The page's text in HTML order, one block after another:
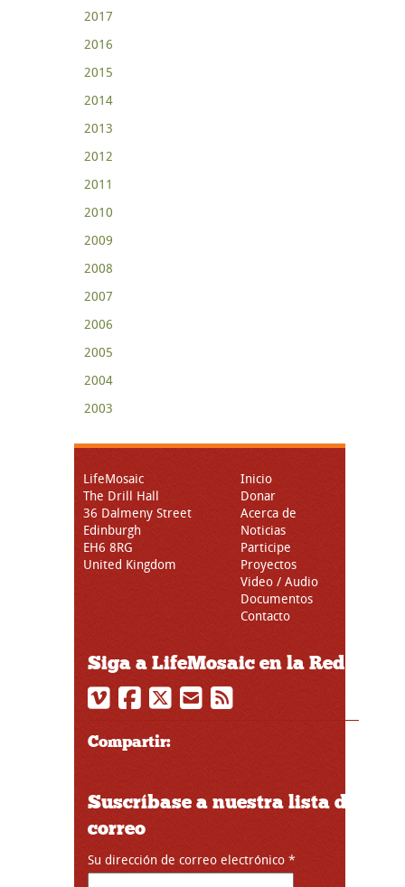
2017
2016
2015
2014
2013
2012
2011
2010
2009
2008
2007
2006
2005
2004
2003
LifeMosaic
The Drill Hall
36 Dalmeny Street
Edinburgh
EH6 8RG
United Kingdom
Inicio
Donar
Acerca de
Noticias
Participe
Proyectos
Video / Audio
Documentos
Contacto
Siga a LifeMosaic en la Red
Compartir:
Suscríbase a nuestra lista de
correo
Su dirección de correo electrónico *